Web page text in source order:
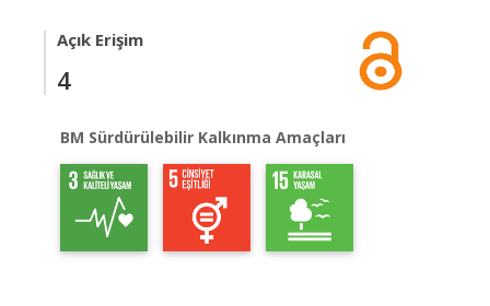
Açık Erişim
4
BM Sürdürülebilir Kalkınma Amaçları